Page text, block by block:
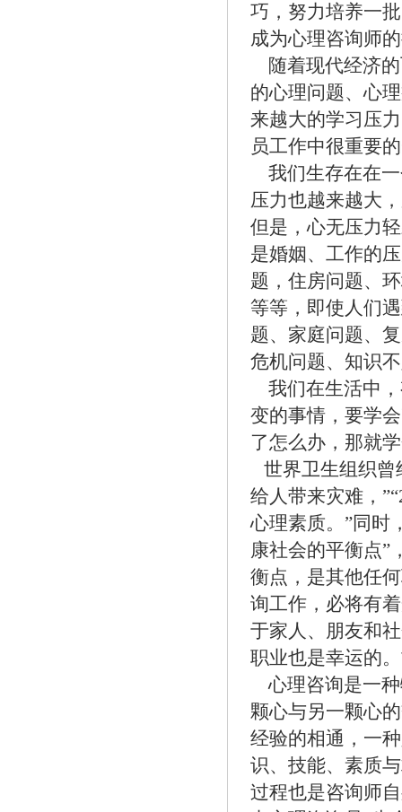
巧，努力培养一
成为心理咨询师
随着现代经济的
的心理问题、心
来越大的学习压
员工作中很重要
我们生存在在一
压力也越来越大
但是，心无压力
是婚姻、工作的
题，住房问题、
等等，即使人们
题、家庭问题、
危机问题、知识
我们在生活中，
变的事情，要学
了怎么办，那就
世界卫生组织曾
给人带来灾难，”“
心理素质。”同时
康社会的平衡点”
衡点，是其他任
询工作，必将有
于家人、朋友和
职业也是幸运的
心理咨询是一种
颗心与另一颗心
经验的相通，一
识、技能、素质
过程也是咨询师